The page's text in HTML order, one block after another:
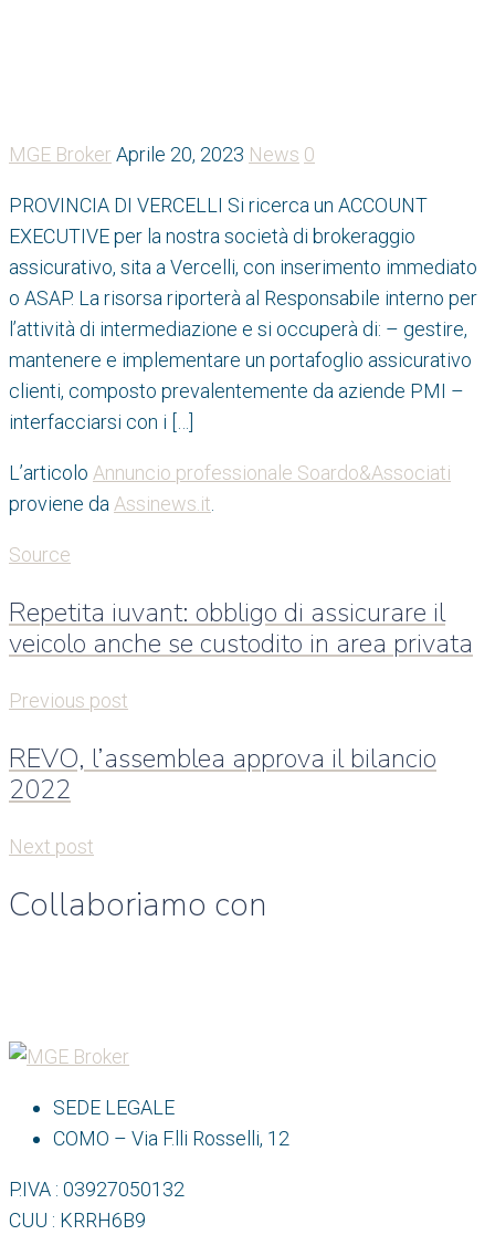
MGE Broker Aprile 20, 2023 News 0
PROVINCIA DI VERCELLI Si ricerca un ACCOUNT
EXECUTIVE per la nostra società di brokeraggio
assicurativo, sita a Vercelli, con inserimento immediato
o ASAP. La risorsa riporterà al Responsabile interno per
l’attività di intermediazione e si occuperà di: – gestire,
mantenere e implementare un portafoglio assicurativo
clienti, composto prevalentemente da aziende PMI –
interfacciarsi con i […]
L’articolo Annuncio professionale Soardo&Associati
proviene da Assinews.it
Source
Repetita iuvant: obbligo di assicurare il
veicolo anche se custodito in area privata
Previous post
REVO, l’assemblea approva il bilancio
2022
Next post
Collaboriamo con
SEDE LEGALE
COMO – Via F.lli Rosselli, 12
P.IVA : 03927050132
CUU : KRRH6B9